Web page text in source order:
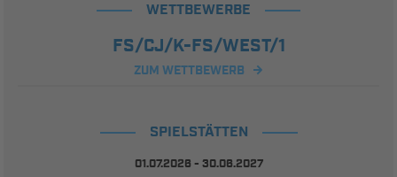
WETTBEWERBE
FS/CJ/K-FS/WEST/1
ZUM WETTBEWERB
SPIELSTÄTTEN
01.07.2026 - 30.06.2027